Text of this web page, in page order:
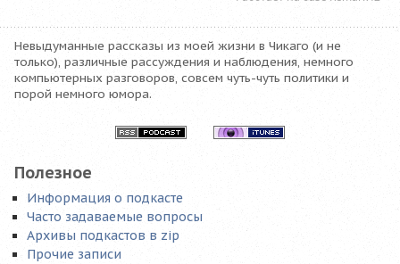
Невыдуманные рассказы из моей жизни в Чикаго (и не
только), различные рассуждения и наблюдения, немного
компьютерных разговоров, совсем чуть-чуть политики и
порой немного юмора.
Полезное
Информация о подкасте
Часто задаваемые вопросы
Архивы подкастов в zip
Прочие записи